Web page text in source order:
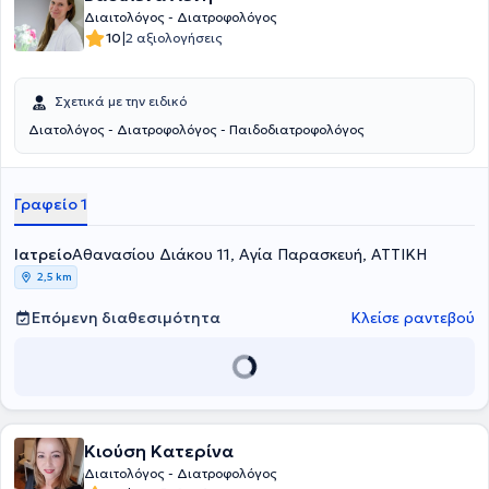
Διαιτολόγος - Διατροφολόγος
10|2 αξιολογήσεις
Σχετικά με την ειδικό
Διατολόγος - Διατροφολόγος - Παιδοδιατροφολόγος
Γραφείο 1
ΙατρείοΑθανασίου Διάκου 11, Αγία Παρασκευή, ΑΤΤΙΚΗ
2,5 km
Επόμενη διαθεσιμότητα Κλείσε ραντεβού
Κιούση Κατερίνα
Διαιτολόγος - Διατροφολόγος